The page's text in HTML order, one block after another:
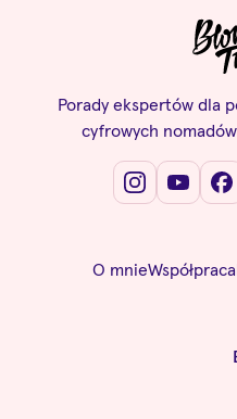
Porady ekspertów dla
cyfrowych
O mnieWspółpraca